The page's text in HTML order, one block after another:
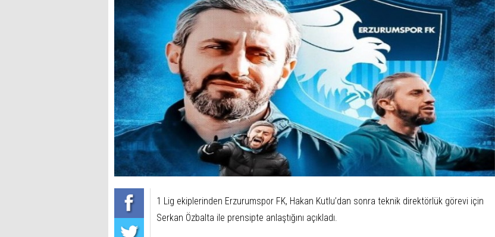
1 Lig ekiplerinden Erzurumspor FK, Hakan Kutlu’dan sonra teknik direktörlük görevi için
Serkan Özbalta ile prensipte anlaştığını açıkladı.